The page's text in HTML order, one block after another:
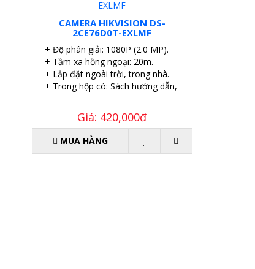
CAMERA HIKVISION DS-
2CE76D0T-EXLMF
+ Độ phân giải: 1080P (2.0 MP).
+ Tầm xa hồng ngoại: 20m.
+ Lắp đặt ngoài trời, trong nhà.
+ Trong hộp có: Sách hướng dẫn, Ốc vít tắc kê.
Giá: 420,000đ
MUA HÀNG